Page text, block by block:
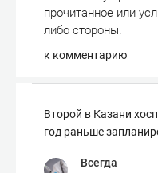
прочитанное или
либо стороны.
к комментарию
Второй в Казани
год раньше
Всегда